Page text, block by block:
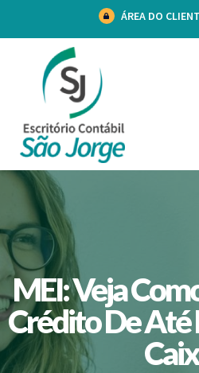
ÁREA DO
MEI: Veja
Crédito De Até